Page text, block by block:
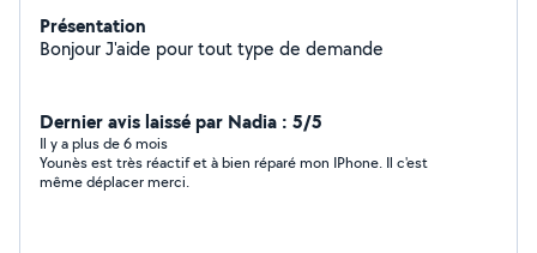
Présentation
Bonjour J'aide pour tout type de demande
Dernier avis laissé par Nadia : 5/5
Il y a plus de 6 mois
Younès est très réactif et à bien réparé mon IPhone. Il c'est
même déplacer merci.